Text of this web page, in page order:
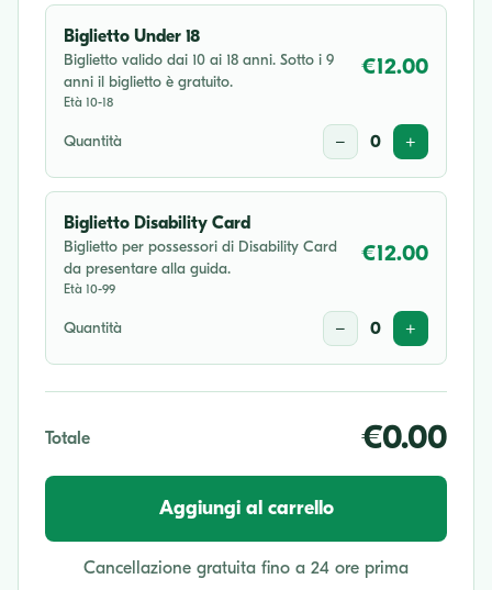
Biglietto Under 18
Biglietto valido dai 10 ai 18 anni. Sotto i 9
anni il biglietto è gratuito.
Età 10-18
€12.00
Quantità − 0 +
Biglietto Disability Card
Biglietto per possessori di Disability Card
da presentare alla guida.
Età 10-99
€12.00
Quantità − 0 +
Totale €0.00
Aggiungi al carrello
Cancellazione gratuita fino a 24 ore prima